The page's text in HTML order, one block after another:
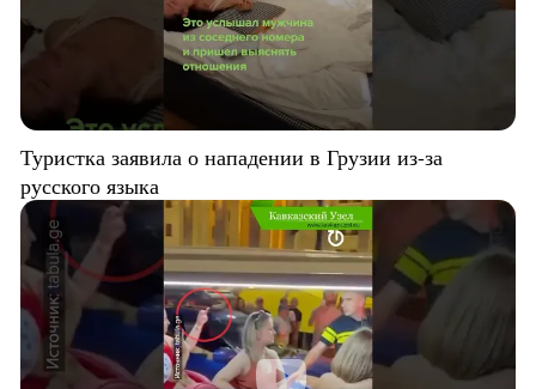
Туристка заявила о нападении в Грузии из-за
русского языка